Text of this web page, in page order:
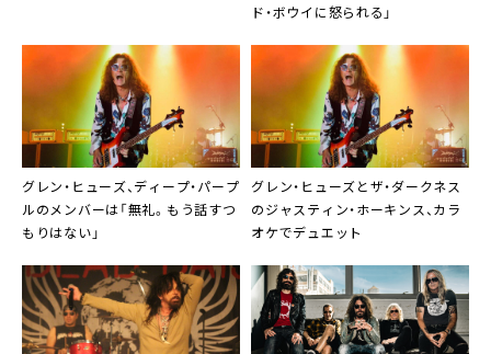
ド・ボウイに怒られる」
グレン・ヒューズ、ディープ・パープ
ルのメンバーは「無礼。もう話すつ
もりはない」
グレン・ヒューズとザ・ダークネス
のジャスティン・ホーキンス、カラ
オケでデュエット